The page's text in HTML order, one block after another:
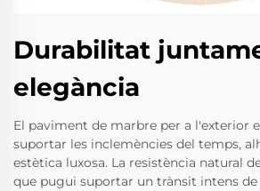
Durabilitat
elegància
El paviment de marbre per a l'exterior
suportar les inclemències del temps,
estètica luxosa. La resistència natural
que pugui suportar un trànsit intens de